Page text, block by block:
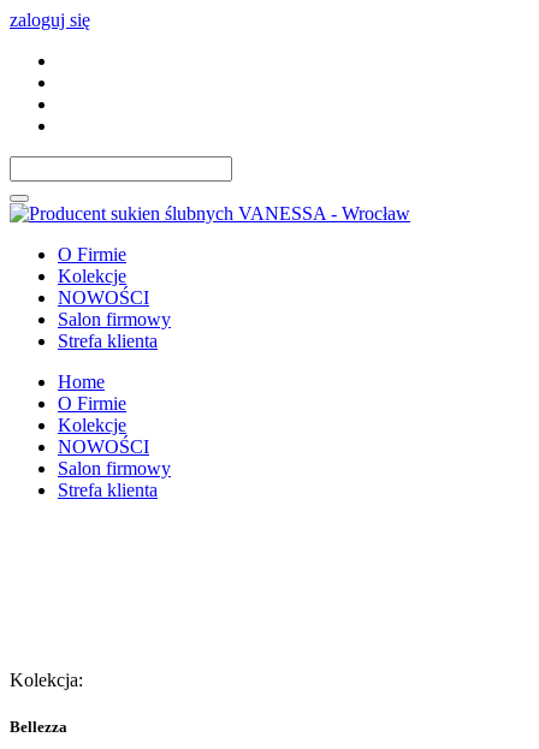
zaloguj się
O Firmie
Kolekcje
NOWOŚCI
Salon firmowy
Strefa klienta
Home
O Firmie
Kolekcje
NOWOŚCI
Salon firmowy
Strefa klienta
Kolekcja:
Bellezza